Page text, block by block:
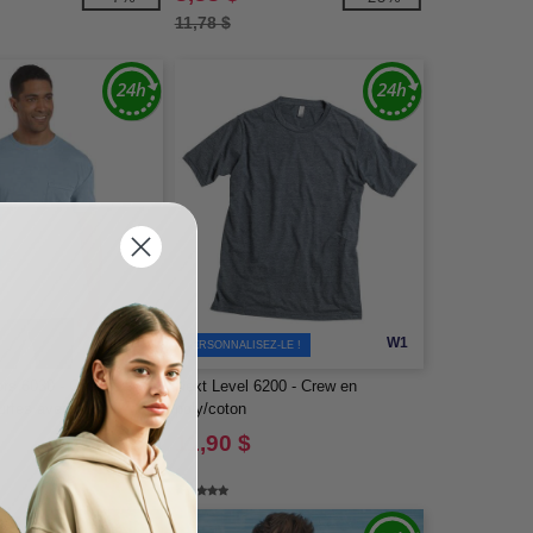
11,78 $
W14
6030 - Chemise à
avec poche,
masse
-19%
W1
PERSONNALISEZ-LE !
Next Level 6200 - Crew en
poly/coton
11,90 $